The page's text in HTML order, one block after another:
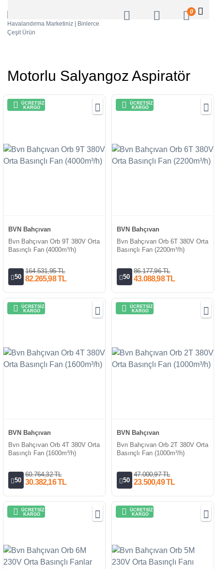
0
Motorlu Salyangoz Aspiratör
ÜCRETSİZ
KARGO
BVN Bahçıvan
Bvn Bahçıvan Orb 9T 380V Orta
Basınçlı Fan (4000m³/h)
50
164.531,95 TL
82.265,98 TL
ÜCRETSİZ
KARGO
BVN Bahçıvan
Bvn Bahçıvan Orb 6T 380V Orta
Basınçlı Fan (2200m³/h)
50
86.177,96 TL
43.088,98 TL
ÜCRETSİZ
KARGO
BVN Bahçıvan
Bvn Bahçıvan Orb 4T 380V Orta
Basınçlı Fan (1600m³/h)
50
60.764,32 TL
30.382,16 TL
ÜCRETSİZ
KARGO
BVN Bahçıvan
Bvn Bahçıvan Orb 2T 380V Orta
Basınçlı Fan (1000m³/h)
50
47.000,97 TL
23.500,49 TL
ÜCRETSİZ
KARGO
ÜCRETSİZ
KARGO